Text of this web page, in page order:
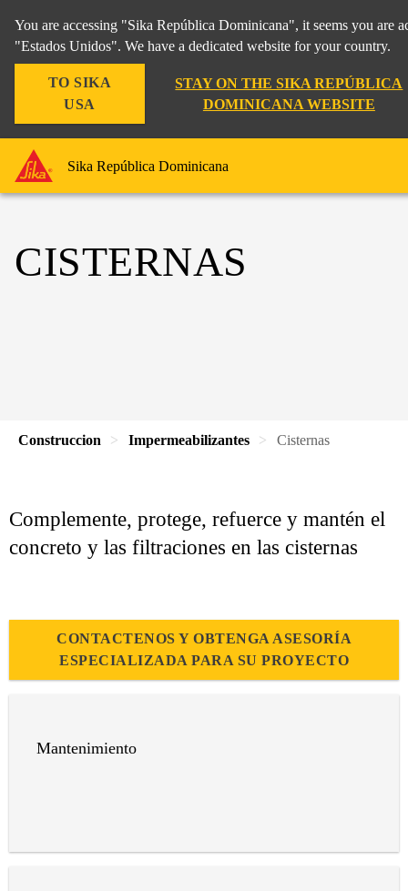
You are accessing "Sika República Dominicana", it seems you are
"Estados Unidos". We have a dedicated website for your country.
TO SIKA
USA
STAY ON THE SIKA REPÚBLICA
DOMINICANA WEBSITE
Sika República Dominicana
CISTERNAS
Construccion Impermeabilizantes Cisternas
Complemente, protege, refuerce y mantén el
concreto y las filtraciones en las cisternas
CONTACTENOS Y OBTENGA ASESORÍA
ESPECIALIZADA PARA SU PROYECTO
Mantenimiento